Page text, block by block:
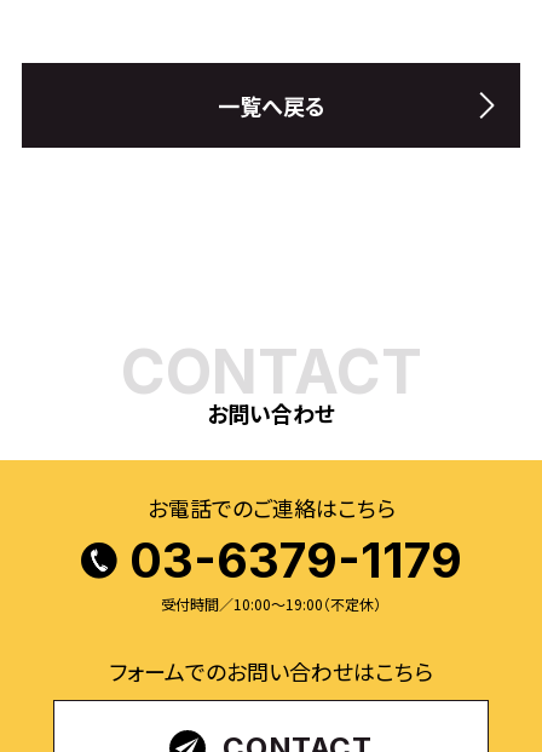
一覧へ戻る
CONTACT
お問い合わせ
お電話でのご連絡はこちら
03-6379-1179
受付時間／10:00〜19:00（不定休）
フォームでのお問い合わせはこちら